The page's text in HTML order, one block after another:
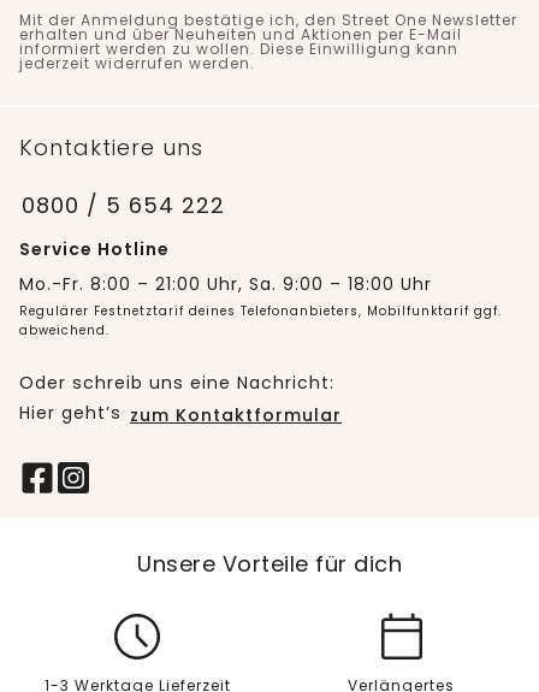
Mit der Anmeldung bestätige ich, den Street One Newsletter
erhalten und über Neuheiten und Aktionen per E-Mail
informiert werden zu wollen. Diese Einwilligung kann
jederzeit widerrufen werden.
Kontaktiere uns
0800 / 5 654 222
Service Hotline
Mo.-Fr. 8:00 – 21:00 Uhr, Sa. 9:00 – 18:00 Uhr
Regulärer Festnetztarif deines Telefonanbieters, Mobilfunktarif ggf.
abweichend.
Oder schreib uns eine Nachricht:
Hier geht’s zum Kontaktformular
Unsere Vorteile für dich
1-3 Werktage Lieferzeit
Verlängertes